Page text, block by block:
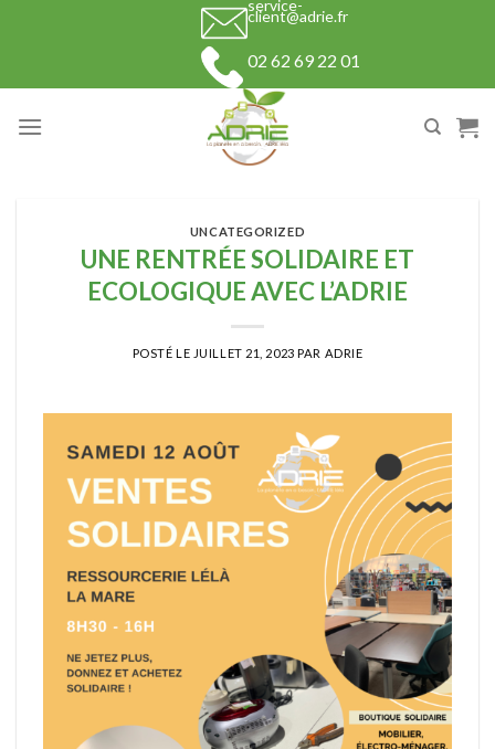
service-
client@adrie.fr
02 62 69 22 01
UNCATEGORIZED
UNE RENTRÉE SOLIDAIRE ET
ECOLOGIQUE AVEC L’ADRIE
POSTÉ LE JUILLET 21, 2023 PAR ADRIE